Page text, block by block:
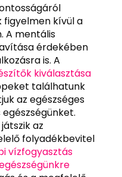
figyelmen kívül a
A mentális
érdekében
is. A
kiválasztása
találhatunk
az egészséges
az
folyadékbevitel
vízfogyasztás